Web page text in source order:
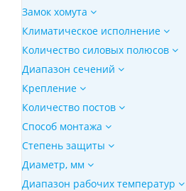
Замок хомута
Климатическое исполнение
Количество силовых полюсов
Диапазон сечений
Крепление
Количество постов
Способ монтажа
Степень защиты
Диаметр, мм
Диапазон рабочих температур